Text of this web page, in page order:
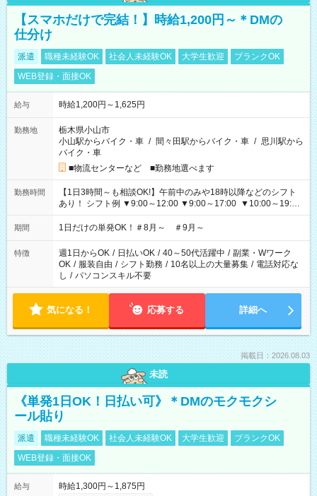
【スマホだけで完結！】時給1,200円～＊DMの
仕分け
派遣 職種未経験OK 社会人未経験OK 大学生歓迎
ブランクOK
WEB登録・面接OK
給与 時給1,200円～1,625円
勤務地
栃木県小山市
小山駅からバイク・車 / 間々田駅からバイク・車 / 思川駅から
バイク・車
■物流センターなど ■勤務地選べます
勤務時間
【1日3時間～も相談OK!】午前中のみや18時以降などのシフト
あり！ シフト例 ▼9:00～12:00 ▼9:00～17:00 ▼10:00～19:00
▼18:00～21:00
期間 1日だけの単発OK！＃8月～ ＃9月～
特徴 週1日からOK / 日払いOK / 40～50代活躍中 / 副業・Wワーク
OK / 服装自由 / シフト勤務 / 10名以上の大量募集 / 電話対応な
し / パソコンスキル不要
気になる！ 応募する 詳細へ
掲載日：2026.08.03
未読
《単発1日OK！日払い可》＊DMのモクモクシ
ール貼り
派遣 職種未経験OK 社会人未経験OK 大学生歓迎
ブランクOK
WEB登録・面接OK
給与
時給1,300円～1,875円